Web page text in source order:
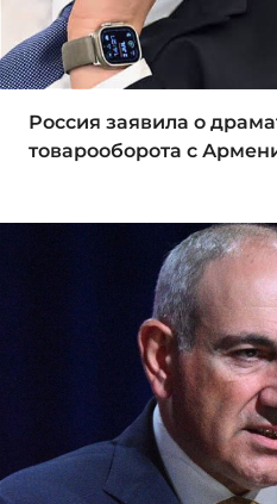
Россия заявила о
товарооборота с